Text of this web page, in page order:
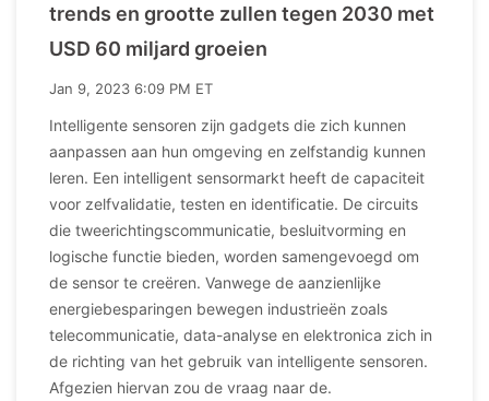
trends en grootte zullen tegen 2030 met
USD 60 miljard groeien
Jan 9, 2023 6:09 PM ET
Intelligente sensoren zijn gadgets die zich kunnen
aanpassen aan hun omgeving en zelfstandig kunnen
leren. Een intelligent sensormarkt heeft de capaciteit
voor zelfvalidatie, testen en identificatie. De circuits
die tweerichtingscommunicatie, besluitvorming en
logische functie bieden, worden samengevoegd om
de sensor te creëren. Vanwege de aanzienlijke
energiebesparingen bewegen industrieën zoals
telecommunicatie, data-analyse en elektronica zich in
de richting van het gebruik van intelligente sensoren.
Afgezien hiervan zou de vraag naar de.